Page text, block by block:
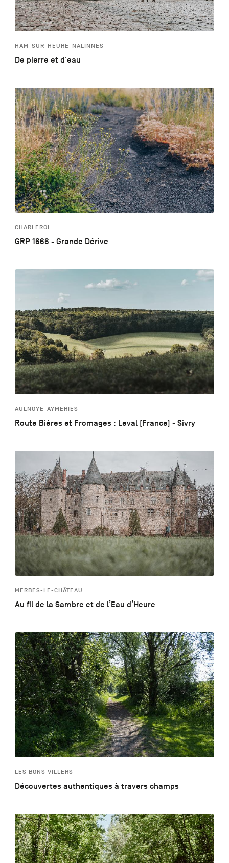
HAM-SUR-HEURE-NALINNES
De pierre et d'eau
CHARLEROI
GRP 1666 - Grande Dérive
AULNOYE-AYMERIES
Route Bières et Fromages : Leval (France) - Sivry
MERBES-LE-CHÂTEAU
Au fil de la Sambre et de l’Eau d’Heure
LES BONS VILLERS
Découvertes authentiques à travers champs